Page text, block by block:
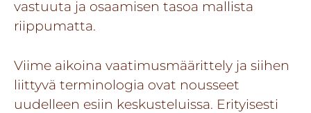
vastuuta ja osaamisen tasoa mallista
riippumatta.
Viime aikoina vaatimusmäärittely ja siihen
liittyvä terminologia ovat nousseet
uudelleen esiin keskusteluissa. Erityisesti